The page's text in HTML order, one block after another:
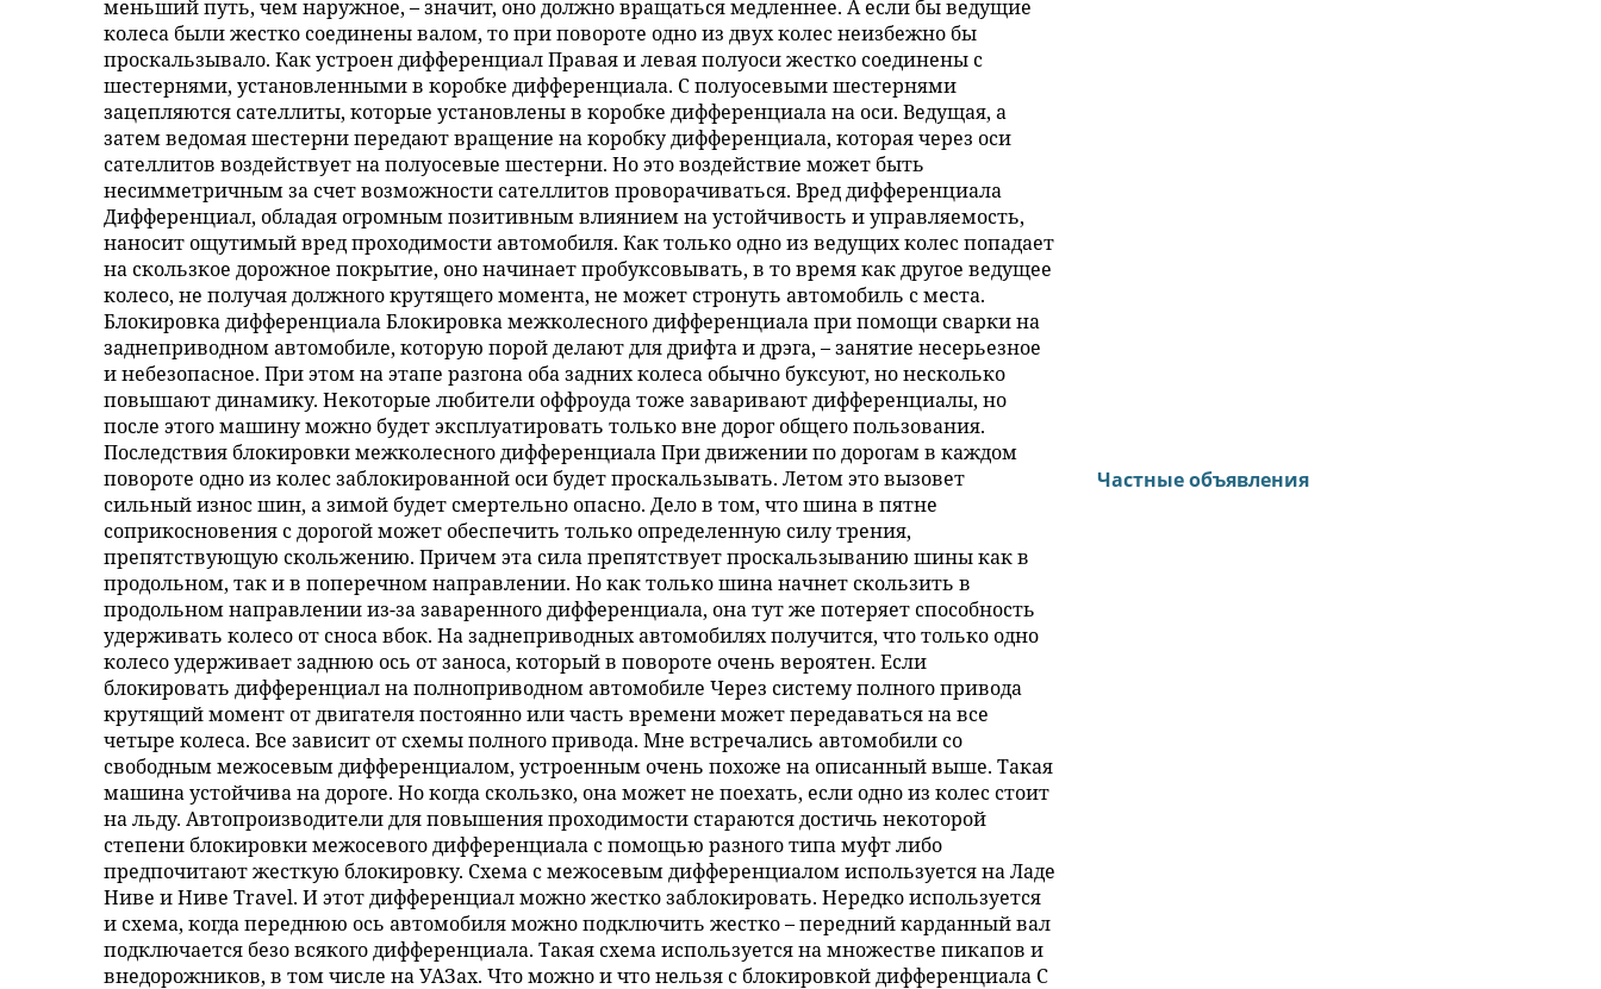
меньший путь, чем наружное, – значит, оно должно вращаться медленнее. А если бы ведущие
колеса были жестко соединены валом, то при повороте одно из двух колес неизбежно бы
проскальзывало. Как устроен дифференциал Правая и левая полуоси жестко соединены с
шестернями, установленными в коробке дифференциала. С полуосевыми шестернями
зацепляются сателлиты, которые установлены в коробке дифференциала на оси. Ведущая, а
затем ведомая шестерни передают вращение на коробку дифференциала, которая через оси
сателлитов воздействует на полуосевые шестерни. Но это воздействие может быть
несимметричным за счет возможности сателлитов проворачиваться. Вред дифференциала
Дифференциал, обладая огромным позитивным влиянием на устойчивость и управляемость,
наносит ощутимый вред проходимости автомобиля. Как только одно из ведущих колес попадает
на скользкое дорожное покрытие, оно начинает пробуксовывать, в то время как другое ведущее
колесо, не получая должного крутящего момента, не может стронуть автомобиль с места.
Блокировка дифференциала Блокировка межколесного дифференциала при помощи сварки на
заднеприводном автомобиле, которую порой делают для дрифта и дрэга, – занятие несерьезное
и небезопасное. При этом на этапе разгона оба задних колеса обычно буксуют, но несколько
повышают динамику. Некоторые любители оффроуда тоже заваривают дифференциалы, но
после этого машину можно будет эксплуатировать только вне дорог общего пользования.
Последствия блокировки межколесного дифференциала При движении по дорогам в каждом
повороте одно из колес заблокированной оси будет проскальзывать. Летом это вызовет
сильный износ шин, а зимой будет смертельно опасно. Дело в том, что шина в пятне
соприкосновения с дорогой может обеспечить только определенную силу трения,
препятствующую скольжению. Причем эта сила препятствует проскальзыванию шины как в
продольном, так и в поперечном направлении. Но как только шина начнет скользить в
продольном направлении из-за заваренного дифференциала, она тут же потеряет способность
удерживать колесо от сноса вбок. На заднеприводных автомобилях получится, что только одно
колесо удерживает заднюю ось от заноса, который в повороте очень вероятен. Если
блокировать дифференциал на полноприводном автомобиле Через систему полного привода
крутящий момент от двигателя постоянно или часть времени может передаваться на все
четыре колеса. Все зависит от схемы полного привода. Мне встречались автомобили со
свободным межосевым дифференциалом, устроенным очень похоже на описанный выше. Такая
машина устойчива на дороге. Но когда скользко, она может не поехать, если одно из колес стоит
на льду. Автопроизводители для повышения проходимости стараются достичь некоторой
степени блокировки межосевого дифференциала с помощью разного типа муфт либо
предпочитают жесткую блокировку. Схема с межосевым дифференциалом используется на Ладе
Ниве и Ниве Travel. И этот дифференциал можно жестко заблокировать. Нередко используется
и схема, когда переднюю ось автомобиля можно подключить жестко – передний карданный вал
подключается безо всякого дифференциала. Такая схема используется на множестве пикапов и
внедорожников, в том числе на УАЗах. Что можно и что нельзя с блокировкой дифференциала С
Частные объявления